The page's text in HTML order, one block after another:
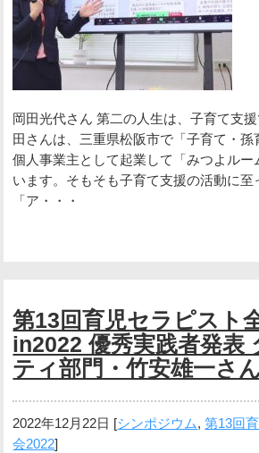
岡田光代さん 第二の人生は、子育て支
田さんは、三重県松阪市で「子育て・孫
個人事業主として起業して「みつよルー
います。そもそも子育て支援の活動に至
「ア・・・
第13回育児セラピスト
in2022 優秀実践者発表
ティ部門・竹安雄一さ
2022年12月22日 [シンポジウム,第13回
会2022]